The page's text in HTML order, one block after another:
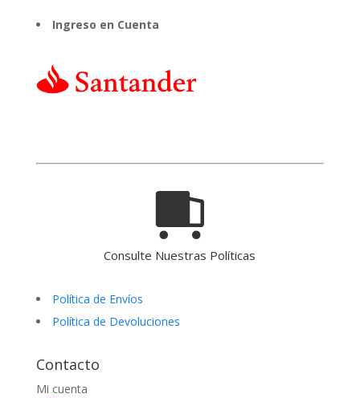
Ingreso en Cuenta
Consulte Nuestras Políticas
Política de Envíos
Política de Devoluciones
Contacto
Mi cuenta